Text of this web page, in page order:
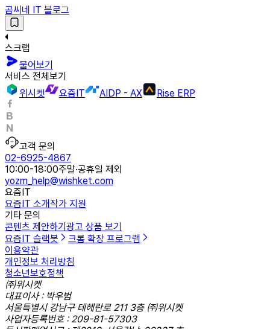
곰씨네 IT 블로그
스크랩
물어보기
서비스 전체보기
위시켓
요즘IT AIDP - AX Rise ERP
고객 문의
02-6925-4867
10:00-18:00주말·공휴일 제외
yozm_help@wishket.com
요즘IT
요즘IT 소개작가 지원
기타 문의
콘텐츠 제안하기 광고 상품 보기
요즘IT 슬랙봇
크롬 확장 프로그램
이용약관
개인정보 처리방침
청소년보호정책
㈜위시켓
대표이사 : 박우범
서울특별시 강남구 테헤란로 211 3층 ㈜위시켓
사업자등록번호 : 209-81-57303